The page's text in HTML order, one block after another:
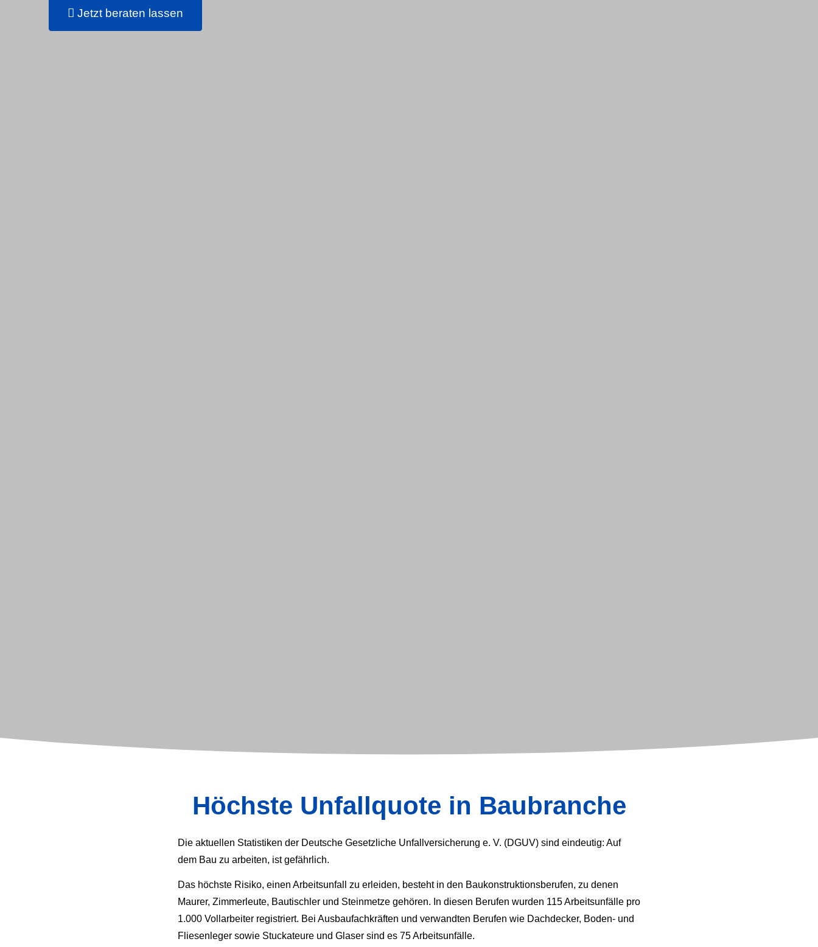
Jetzt beraten lassen
Höchste Unfallquote in Baubranche
Die aktuellen Statistiken der Deutsche Gesetzliche Unfall­ver­si­che­rung e. V. (DGUV) sind eindeutig: Auf
dem Bau zu arbeiten, ist gefährlich.
Das höchste Risiko, einen Arbeitsunfall zu erleiden, besteht in den Baukonstruktionsberufen, zu denen
Maurer, Zimmerleute, Bautischler und Steinmetze gehören. In diesen Berufen wurden 115 Arbeitsunfälle pro
1.000 Vollarbeiter registriert. Bei Ausbaufachkräften und verwandten Berufen wie Dachdecker, Boden- und
Fliesenleger sowie Stuckateure und Glaser sind es 75 Arbeitsunfälle.